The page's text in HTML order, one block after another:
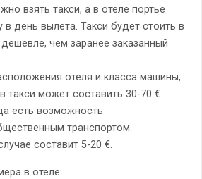
взять такси, а в отеле портье
день вылета. Такси будет стоить в
чем заранее заказанный
отеля и класса машины,
такси может составить 30-70 €
есть возможность
транспортом.
составит 5-20 €.
в отеле: